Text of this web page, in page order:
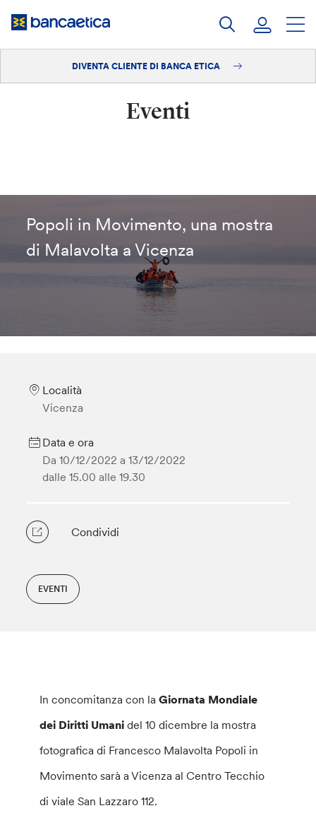
DIVENTA CLIENTE DI BANCA ETICA
Eventi
Popoli in Movimento, una mostra
di Malavolta a Vicenza
Località
Vicenza
Data e ora
Da 10/12/2022 a 13/12/2022
dalle 15.00 alle 19.30
Condividi
EVENTI
In concomitanza con laGiornata Mondiale
dei Diritti Umani del 10 dicembre la mostra
fotografica di Francesco Malavolta Popoli in
Movimento sarà a Vicenza al Centro Tecchio
di viale San Lazzaro 112.